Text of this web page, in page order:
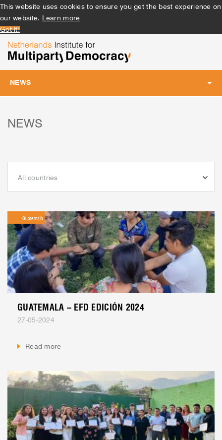
This website uses cookies to ensure you get the best experience on
our website. Learn more
Got it!
NEWS
navigation
NEWS
All countries
GUATEMALA – EFD EDICIÓN 2024
27-05-2024
Read more
Guatemala